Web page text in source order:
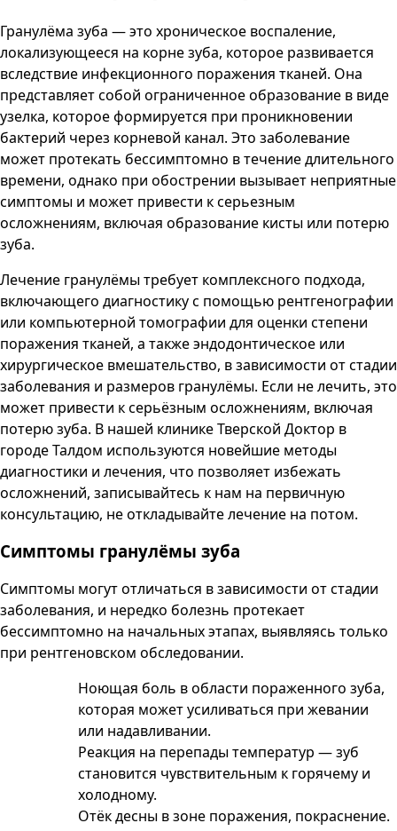
Гранулёма зуба — это хроническое воспаление,
локализующееся на корне зуба, которое развивается
вследствие инфекционного поражения тканей. Она
представляет собой ограниченное образование в виде
узелка, которое формируется при проникновении
бактерий через корневой канал. Это заболевание
может протекать бессимптомно в течение длительного
времени, однако при обострении вызывает неприятные
симптомы и может привести к серьезным
осложнениям, включая образование кисты или потерю
зуба.
Лечение гранулёмы требует комплексного подхода,
включающего диагностику с помощью рентгенографии
или компьютерной томографии для оценки степени
поражения тканей, а также эндодонтическое или
хирургическое вмешательство, в зависимости от стадии
заболевания и размеров гранулёмы. Если не лечить, это
может привести к серьёзным осложнениям, включая
потерю зуба. В нашей клиникеТверской Доктор в
городеТалдом используются новейшие методы
диагностики и лечения, что позволяет избежать
осложнений, записывайтесь к нам на первичную
консультацию, не откладывайте лечение на потом.
Симптомы гранулёмы зуба
Симптомы могут отличаться в зависимости от стадии
заболевания, и нередко болезнь протекает
бессимптомно на начальных этапах, выявляясь только
при рентгеновском обследовании.
Ноющая боль в области пораженного зуба,
которая может усиливаться при жевании
или надавливании.
Реакция на перепады температур — зуб
становится чувствительным к горячему и
холодному.
Отёк десны в зоне поражения, покраснение.